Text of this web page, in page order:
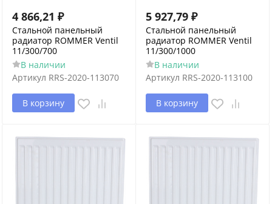
4 866,21 ₽
Стальной панельный
радиатор ROMMER Ventil
11/300/700
В наличии
Артикул RRS-2020-113070
В корзину
5 927,79 ₽
Стальной панельный
радиатор ROMMER Ventil
11/300/1000
В наличии
Артикул RRS-2020-113100
В корзину